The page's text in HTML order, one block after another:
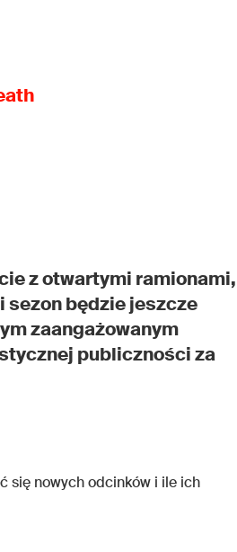
z otwartymi ramionami,
sezon będzie jeszcze
zaangażowanym
publiczności za
się nowych odcinków i ile ich